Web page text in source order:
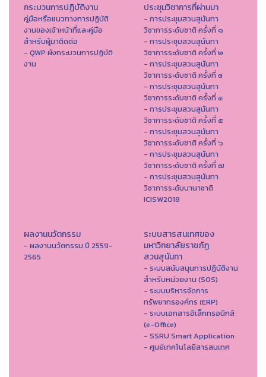
กระบวนการปฏิบัติงาน
คู่มือหรือแนวทางการปฏิบัติ
งานของเจ้าหน้าที่และคู่มือ
สำหรับผู้มาติดต่อ
- QWP ผังกระบวนการปฏิบัติ
งาน
ประชุมวิชาการที่ผ่านมา
- การประชุมสวนสุนันทา
วิชาการระดับชาติ ครั้งที่ ๑
- การประชุมสวนสุนันทา
วิชาการระดับชาติ ครั้งที่ ๒
- การประชุมสวนสุนันทา
วิชาการระดับชาติ ครั้งที่ ๓
- การประชุมสวนสุนันทา
วิชาการระดับชาติ ครั้งที่ ๔
- การประชุมสวนสุนันทา
วิชาการระดับชาติ ครั้งที่ ๕
- การประชุมสวนสุนันทา
วิชาการระดับชาติ ครั้งที่ ๖
- การประชุมสวนสุนันทา
วิชาการระดับชาติ ครั้งที่ ๗
- การประชุมสวนสุนันทา
วิชาการระดับนานาชาติ
ICISW2018
ผลงานนวัตกรรม
- ผลงานนวัตกรรม ปี 2559-
2565
ระบบสารสนเทศของ
มหาวิทยาลัยราชภัฏ
สวนสุนันทา
- ระบบสนับสนุนการปฏิบัติงาน
สำหรับหน่วยงาน (SOS)
- ระบบบริหารจัดการ
ทรัพยากรองค์กร (ERP)
- ระบบเอกสารอิเล็กทรอนิกส์
(e-Office)
- SSRU Smart Application
- ศูนย์เทคโนโลยีสารสนเทศ